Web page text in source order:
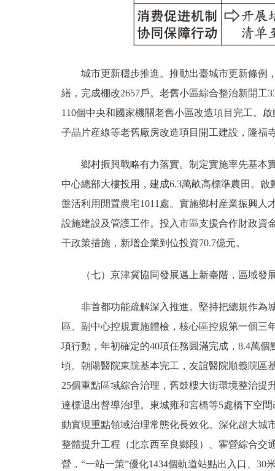
城市更新穩步推進。推動出臺城市更新條例，
繕，完成棚改2657戶。老舊小區綜合整治新開工
110個中央和國家機關老舊小區改造項目完工。
子晶片産線等老舊廠房改造項目開工建設，隆福
鄉村振興戰略有力落實。制定實施率先基本實
中心總部大樓投用，建成6.3萬畝高標準農田。
盤活利用閒置農宅1011處。實施鄉村産業振興人
設施建設及管護工作。投入市區支援合作財政資
干政策措施，新增企業到位投資70.7億元。
（七）京津冀協同發展邁上新臺階，區域發
非首都功能疏解深入推進。堅持把總規作為城
區、副中心控規實施體檢，核心區控規第一個三
項行動，年初確定的40項任務圓滿完成，8.4萬
頃。朝陽醫院東院基本完工，友誼醫院順義院區
25個重點區域綜合治理，舊鼓樓大街環境整治
達標退出督導治理。東城雍和宮橋等5處橋下空
動實現重點領域治理常態化長效化。深化超大城
整體提升工程（北京西至良鄉段）、霍營綜合交
營，“一站一策”優化1434個軌道站點出入口、